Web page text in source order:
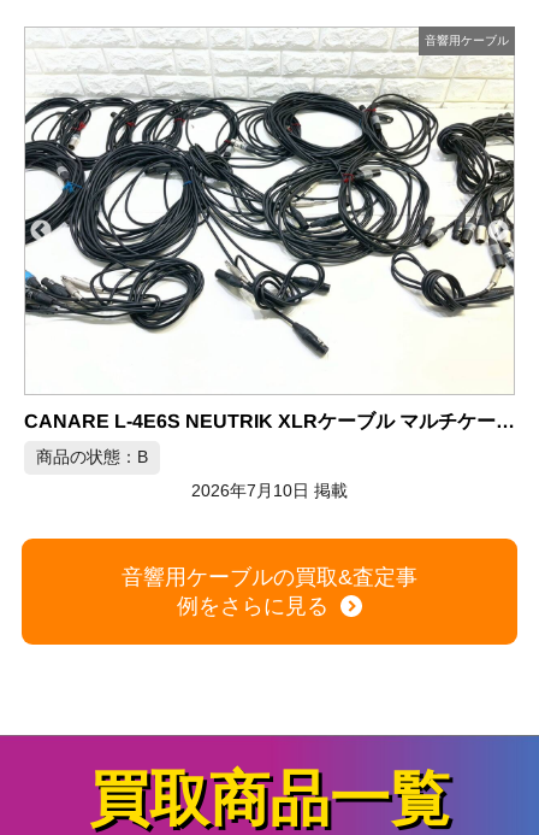
音響用ケーブル
CANARE L-4E6S XLRケーブル マイクケーブル 大量セット
商品の状態：B
2026年7月10日 掲載
音響用ケーブルの買取&査定事
例をさらに見る
買取商品一覧